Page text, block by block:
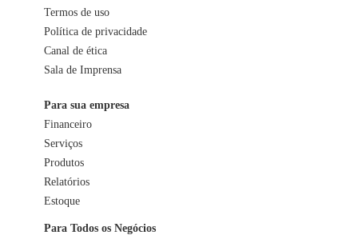
Termos de uso
Política de privacidade
Canal de ética
Sala de Imprensa
Para sua empresa
Financeiro
Serviços
Produtos
Relatórios
Estoque
Para Todos os Negócios